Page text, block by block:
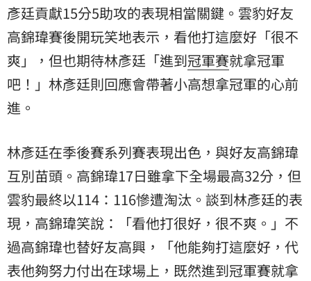
彥廷貢獻15分5助攻的表現相當關鍵。雲豹好友
高錦瑋賽後開玩笑地表示，看他打這麼好「很不
爽」，但也期待林彥廷「進到冠軍賽就拿冠軍
吧！」林彥廷則回應會帶著小高想拿冠軍的心前
進。
林彥廷在季後賽系列賽表現出色，與好友高錦瑋
互別苗頭。高錦瑋17日雖拿下全場最高32分，但
雲豹最終以114：116慘遭淘汰。談到林彥廷的表
現，高錦瑋笑說：「看他打很好，很不爽。」不
過高錦瑋也替好友高興，「他能夠打這麼好，代
表他夠努力付出在球場上，既然進到冠軍賽就拿